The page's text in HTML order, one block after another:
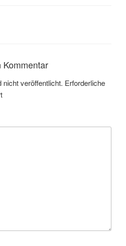
Kommentar
veröffentlicht. Erforderliche